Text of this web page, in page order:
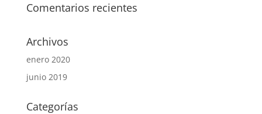
Comentarios recientes
Archivos
enero 2020
junio 2019
Categorías